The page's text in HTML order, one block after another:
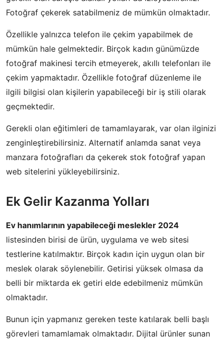
Fotoğraf çekerek satabilmeniz de mümkün olmaktadır.
Özellikle yalnızca telefon ile çekim yapabilmek de
mümkün hale gelmektedir. Birçok kadın günümüzde
fotoğraf makinesi tercih etmeyerek, akıllı telefonları ile
çekim yapmaktadır. Özellikle fotoğraf düzenleme ile
ilgili bilgisi olan kişilerin yapabileceği bir iş stili olarak
geçmektedir.
Gerekli olan eğitimleri de tamamlayarak, var olan ilginizi
zenginleştirebilirsiniz. Alternatif anlamda sanat veya
manzara fotoğrafları da çekerek stok fotoğraf yapan
web sitelerini yükleyebilirsiniz.
Ek Gelir Kazanma Yolları
Ev hanımlarının yapabileceği meslekler 2024
listesinden birisi de ürün, uygulama ve web sitesi
testlerine katılmaktır. Birçok kadın için uygun olan bir
meslek olarak söylenebilir. Getirisi yüksek olmasa da
belli bir miktarda ek getiri elde edebilmeniz mümkün
olmaktadır.
Bunun için yapmanız gereken teste katılarak belli başlı
görevleri tamamlamak olmaktadır. Dijital ürünler sunan